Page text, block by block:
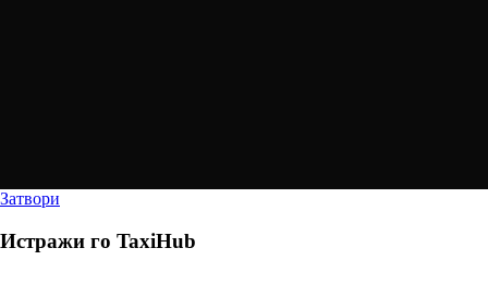
Затвори
Истражи го TaxiHub